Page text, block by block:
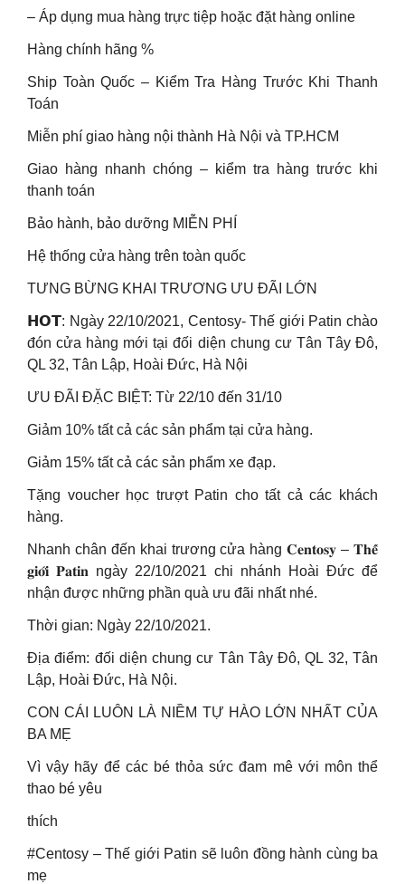
– Áp dụng mua hàng trực tiệp hoặc đặt hàng online
Hàng chính hãng %
Ship Toàn Quốc – Kiểm Tra Hàng Trước Khi Thanh
Toán
Miễn phí giao hàng nội thành Hà Nội và TP.HCM
Giao hàng nhanh chóng – kiểm tra hàng trước khi
thanh toán
Bảo hành, bảo dưỡng MIỄN PHÍ
Hệ thống cửa hàng trên toàn quốc
TƯNG BỪNG KHAI TRƯƠNG ƯU ĐÃI LỚN
𝗛𝗢𝗧: Ngày 22/10/2021, Centosy- Thế giới Patin chào
đón cửa hàng mới tại đối diện chung cư Tân Tây Đô,
QL 32, Tân Lập, Hoài Đức, Hà Nội
ƯU ĐÃI ĐẶC BIỆT: Từ 22/10 đến 31/10
Giảm 10% tất cả các sản phẩm tại cửa hàng.
Giảm 15% tất cả các sản phẩm xe đạp.
Tặng voucher học trượt Patin cho tất cả các khách
hàng.
Nhanh chân đến khai trương cửa hàng 𝐂𝐞𝐧𝐭𝐨𝐬𝐲 – 𝐓𝐡𝐞̂́
𝐠𝐢𝐨̛́𝐢 𝐏𝐚𝐭𝐢𝐧 ngày 22/10/2021 chi nhánh Hoài Đức để
nhận được những phần quà ưu đãi nhất nhé.
Thời gian: Ngày 22/10/2021.
Địa điểm: đối diện chung cư Tân Tây Đô, QL 32, Tân
Lập, Hoài Đức, Hà Nội.
CON CÁI LUÔN LÀ NIỀM TỰ HÀO LỚN NHẤT CỦA
BA MẸ
Vì vậy hãy để các bé thỏa sức đam mê với môn thể
thao bé yêu
thích
#Centosy – Thế giới Patin sẽ luôn đồng hành cùng ba
mẹ